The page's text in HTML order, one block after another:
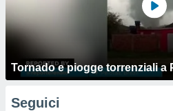
Tornado e piogge torrenziali a
Seguici